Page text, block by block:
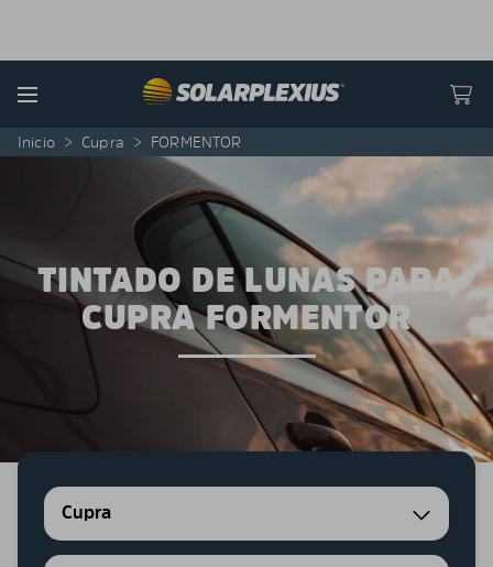
Menu
Inicio > Cupra > FORMENTOR
TINTADO DE LUNAS PARA
CUPRA FORMENTOR
Cupra